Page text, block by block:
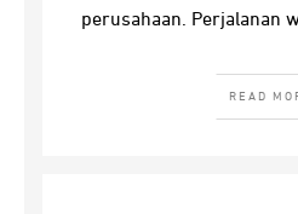
perusahaan. Perjalanan
READ